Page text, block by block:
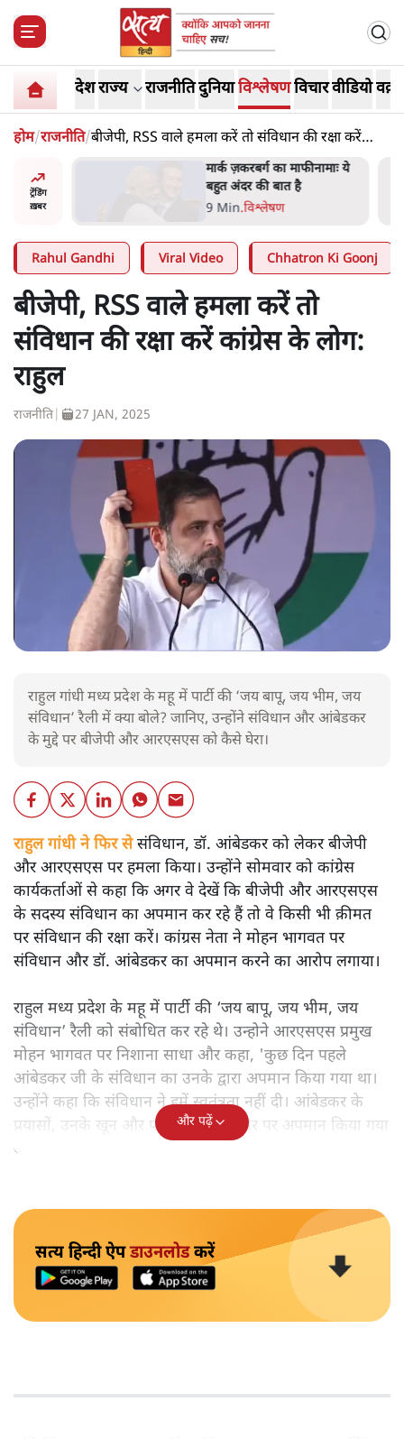
देशराज्य राजनीतिदुनियाविश्लेषणविचारवीडियो
होम/राजनीति/बीजेपी, RSS वाले हमला करें तो संविधान की रक्षा करें
कांग्रेस के लोग: राहुल
ट्रेंडिंग
ख़बर
भागवत
मार्क ज़करबर्ग का माफीनामाः ये
बहुत अंदर की बात है
9 Min.विश्लेषण
Rahul Gandhi Viral Video Chhatron Ki Goonj
बीजेपी, RSS वाले हमला करें तो
संविधान की रक्षा करें कांग्रेस के लोग:
राहुल
राजनीति 27 JAN, 2025
राहुल गांधी मध्य प्रदेश के महू में पार्टी की ‘जय बापू, जय भीम, जय
संविधान’ रैली में क्या बोले? जानिए, उन्होंने संविधान और आंबेडकर
के मुद्दे पर बीजेपी और आरएसएस को कैसे घेरा।
राहुल गांधी ने फिर से संविधान, डॉ. आंबेडकर को लेकर बीजेपी
और आरएसएस पर हमला किया। उन्होंने सोमवार को कांग्रेस
कार्यकर्ताओं से कहा कि अगर वे देखें कि बीजेपी और आरएसएस
के सदस्य संविधान का अपमान कर रहे हैं तो वे किसी भी क़ीमत
पर संविधान की रक्षा करें। कांग्रस नेता ने मोहन भागवत पर
संविधान और डॉ. आंबेडकर का अपमान करने का आरोप लगाया।
राहुल मध्य प्रदेश के महू में पार्टी की ‘जय बापू, जय भीम, जय
संविधान’ रैली को संबोधित कर रहे थे। उन्होने आरएसएस प्रमुख
मोहन भागवत पर निशाना साधा और कहा, 'कुछ दिन पहले
आंबेडकर जी के संविधान का उनके द्वारा अपमान किया गया था।
उन्होंने कहा कि संविधान ने हमें स्वतंत्रता नहीं दी। आंबेडकर के
प्रयासों, उनके खून और पसीने का सीधे तौर पर अपमान किया गया
और उन पर हमला किया गया।'
और पढ़ें
सत्य हिन्दी ऐपडाउनलोडकरें